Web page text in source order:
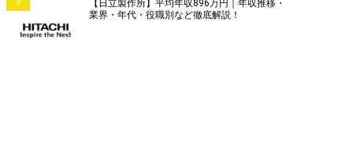
【日立製作所】平均年収896万円｜年収推移・
業界・年代・役職別など徹底解説！